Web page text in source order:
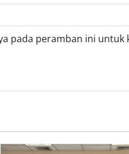
pada peramban ini